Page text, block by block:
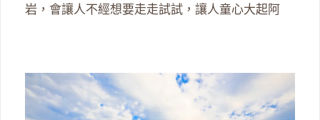
岩，會讓人不經想要走走試試，讓人童心大起阿